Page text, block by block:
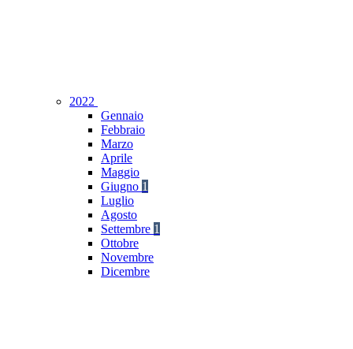
2022
Gennaio
Febbraio
Marzo
Aprile
Maggio
Giugno 1
Luglio
Agosto
Settembre 1
Ottobre
Novembre
Dicembre